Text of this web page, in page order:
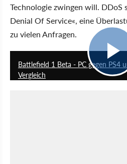
Technologie zwingen will.
Denial Of Service«, eine
zu vielen Anfragen.
Battlefield 1 Beta - PC gegen PS4
Vergleich